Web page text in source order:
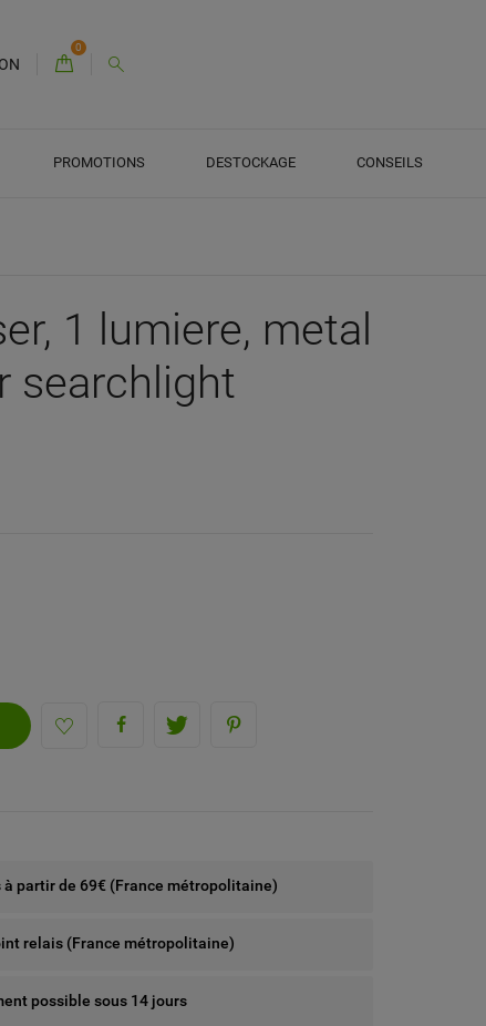
0
PROMOTIONS DESTOCKAGE CONSEILS
1 lumiere, metal
searchlight
partir de 69€ (France métropolitaine)
relais (France métropolitaine)
possible sous 14 jours